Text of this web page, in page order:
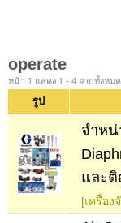
operate
หน้า 1 แสดง 1 - 4 จากทั้งหม
รูป
จำหน่
และติ
[เครื่อง